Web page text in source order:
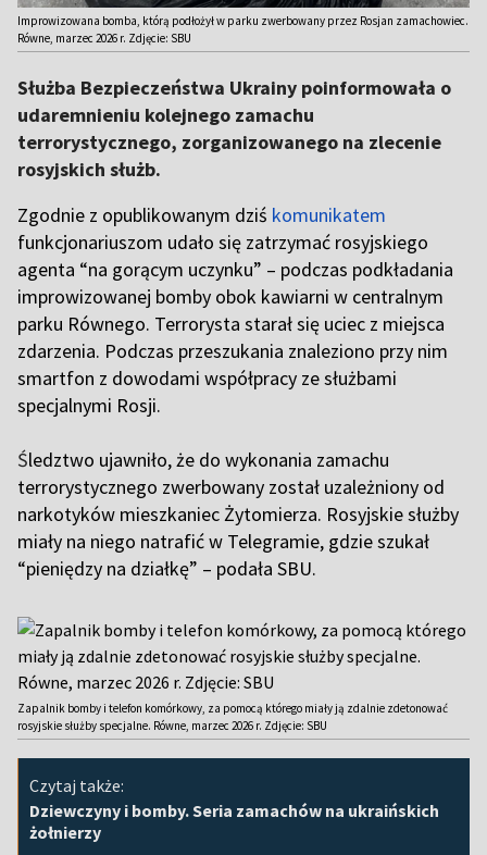
Improwizowana bomba, którą podłożył w parku zwerbowany przez Rosjan zamachowiec.
Równe, marzec 2026 r. Zdjęcie: SBU
Służba Bezpieczeństwa Ukrainy poinformowała o
udaremnieniu kolejnego zamachu
terrorystycznego, zorganizowanego na zlecenie
rosyjskich służb.
Zgodnie z opublikowanym dziś komunikatem
funkcjonariuszom udało się zatrzymać rosyjskiego
agenta “na gorącym uczynku” – podczas podkładania
improwizowanej bomby obok kawiarni w centralnym
parku Równego. Terrorysta starał się uciec z miejsca
zdarzenia. Podczas przeszukania znaleziono przy nim
smartfon z dowodami współpracy ze służbami
specjalnymi Rosji.
Śledztwo ujawniło, że do wykonania zamachu
terrorystycznego zwerbowany został uzależniony od
narkotyków mieszkaniec Żytomierza. Rosyjskie służby
miały na niego natrafić w Telegramie, gdzie szukał
“pieniędzy na działkę” – podała SBU.
Zapalnik bomby i telefon komórkowy, za pomocą którego miały ją zdalnie zdetonować
rosyjskie służby specjalne. Równe, marzec 2026 r. Zdjęcie: SBU
Czytaj także:
Dziewczyny i bomby. Seria zamachów na ukraińskich
żołnierzy